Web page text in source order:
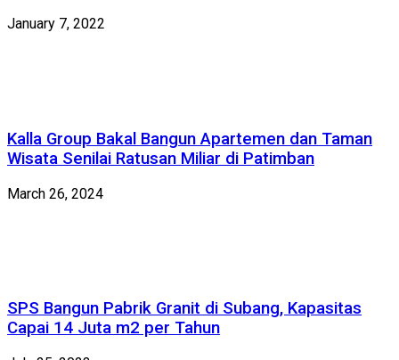
January 7, 2022
Kalla Group Bakal Bangun Apartemen dan Taman
Wisata Senilai Ratusan Miliar di Patimban
March 26, 2024
SPS Bangun Pabrik Granit di Subang, Kapasitas
Capai 14 Juta m2 per Tahun